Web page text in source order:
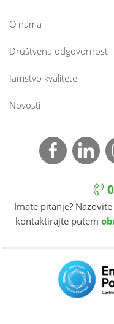
O nama
Društvena odgovornost
Jamstvo kvalitete
Novosti
Imate pitanje?
kontaktirajte putem